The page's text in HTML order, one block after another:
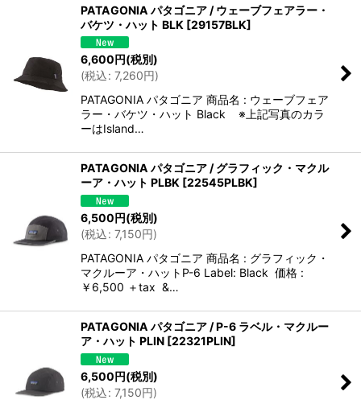
PATAGONIA パタゴニア / ウェーブフェアラー・
バケツ・ハット BLK [29157BLK]
6,600円(税別)
(税込: 7,260円)
PATAGONIA パタゴニア 商品名 : ウェーブフェア
ラー・バケツ・ハット Black ※上記写真のカラ
ーはIsland…
PATAGONIA パタゴニア / グラフィック・マクル
ーア・ハット PLBK [22545PLBK]
6,500円(税別)
(税込: 7,150円)
PATAGONIA パタゴニア 商品名 : グラフィック・
マクルーア・ハットP-6 Label: Black 価格 :
￥6,500 ＋tax &…
PATAGONIA パタゴニア / P-6 ラベル・マクルー
ア・ハット PLIN [22321PLIN]
6,500円(税別)
(税込: 7,150円)